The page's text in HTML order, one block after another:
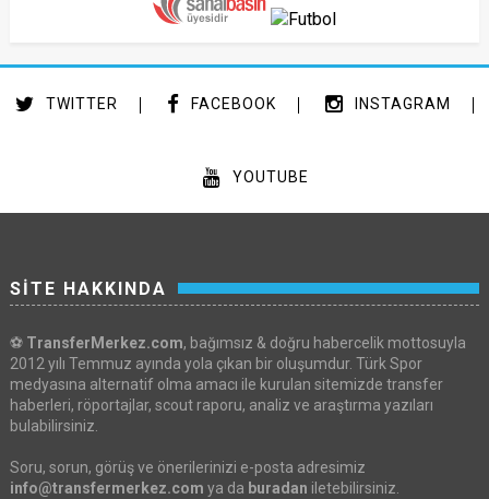
TWITTER FACEBOOK INSTAGRAM
YOUTUBE
SİTE HAKKINDA
⚽ TransferMerkez.com, bağımsız & doğru habercelik mottosuyla
2012 yılı Temmuz ayında yola çıkan bir oluşumdur. Türk Spor
medyasına alternatif olma amacı ile kurulan sitemizde transfer
haberleri, röportajlar, scout raporu, analiz ve araştırma yazıları
bulabilirsiniz.
Soru, sorun, görüş ve önerilerinizi e-posta adresimiz
info@transfermerkez.com ya da buradan iletebilirsiniz.